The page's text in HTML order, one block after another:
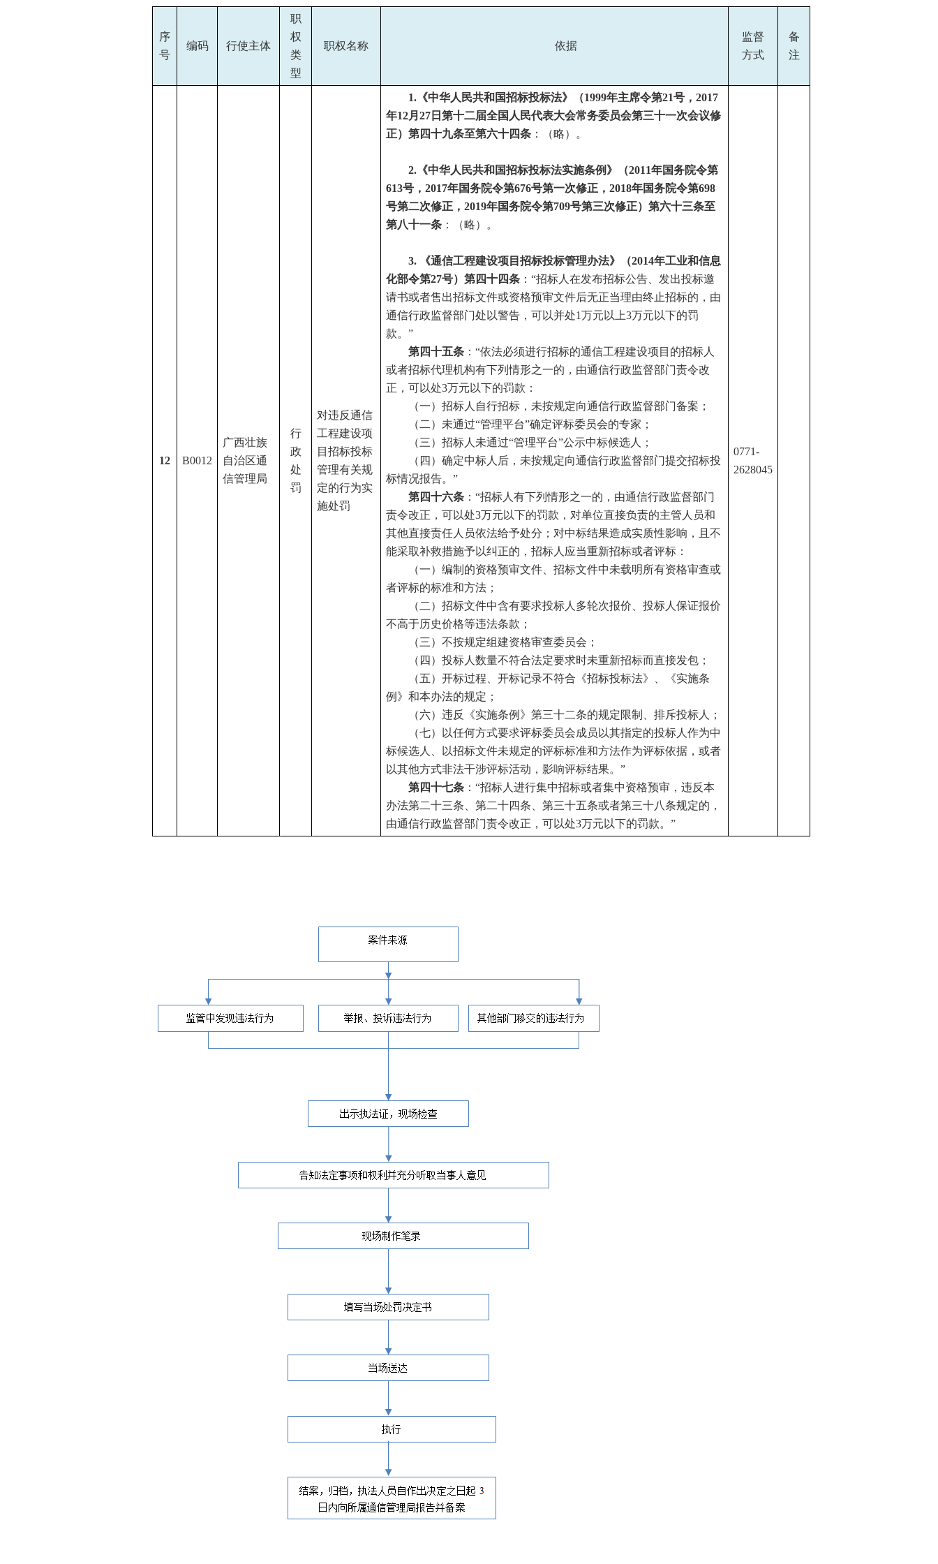
序
号
编码 行使主体
职
权
类
型
职权名称 依据
监督
方式
备
注
12 B0012
广西壮族
自治区通
信管理局
行
政
处
罚
对违反通信
工程建设项
目招标投标
管理有关规
定的行为实
施处罚
1.《中华人民共和国招标投标法》（1999年主席令第21号 ，2017
年12月27日第十二届全国人民代表大会常务委员会第三十一次会议修
正）第四十九条至第六十四条 ：（略）。
2.《中华人民共和国招标投标法实施条例》（2011年国务院令第
613号，2017年国务院令第676号第一次修正，2018年国务院令第698
号第二次修正，2019年国务院令第709号第三次修正）第六十三条至
第八十一条 ：（略）。
3. 《通信工程建设项目招标投标管理办法》（2014年工业和信息
化部令第27号）第四十四条 ：“招标人在发布招标公告、发出投标邀
请书或者售出招标文件或资格预审文件后无正当理由终止招标的，由
通信行政监督部门处以警告，可以并处1万元以上3万元以下的罚
款。”
第四十五条 ：“依法必须进行招标的通信工程建设项目的招标人
或者招标代理机构有下列情形之一的，由通信行政监督部门责令改
正，可以处3万元以下的罚款：
（一）招标人自行招标，未按规定向通信行政监督部门备案；
（二）未通过“管理平台”确定评标委员会的专家；
（三）招标人未通过“管理平台”公示中标候选人；
（四）确定中标人后，未按规定向通信行政监督部门提交招标投
标情况报告。”
第四十六条 ：“招标人有下列情形之一的，由通信行政监督部门
责令改正，可以处3万元以下的罚款，对单位直接负责的主管人员和
其他直接责任人员依法给予处分；对中标结果造成实质性影响，且不
能采取补救措施予以纠正的，招标人应当重新招标或者评标：
（一）编制的资格预审文件、招标文件中未载明所有资格审查或
者评标的标准和方法；
（二）招标文件中含有要求投标人多轮次报价、投标人保证报价
不高于历史价格等违法条款；
（三）不按规定组建资格审查委员会；
（四）投标人数量不符合法定要求时未重新招标而直接发包；
（五）开标过程、开标记录不符合《招标投标法》、《实施条
例》和本办法的规定；
（六）违反《实施条例》第三十二条的规定限制、排斥投标人；
（七）以任何方式要求评标委员会成员以其指定的投标人作为中
标候选人、以招标文件未规定的评标标准和方法作为评标依据，或者
以其他方式非法干涉评标活动，影响评标结果。”
第四十七条 ：“招标人进行集中招标或者集中资格预审，违反本
办法第二十三条、第二十四条、第三十五条或者第三十八条规定的，
由通信行政监督部门责令改正，可以处3万元以下的罚款。”
0771-
2628045